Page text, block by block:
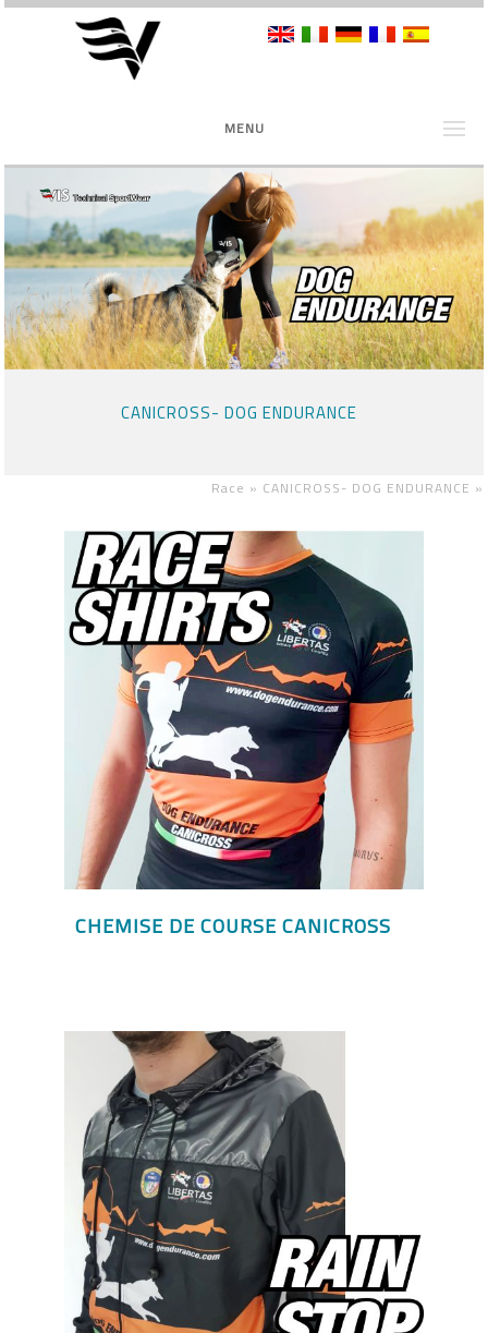
MENU
CANICROSS- DOG ENDURANCE
Race » CANICROSS- DOG ENDURANCE »
CHEMISE DE COURSE CANICROSS